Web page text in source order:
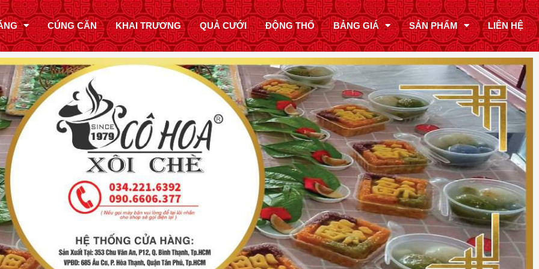
CÚNG CĂN KHAI TRƯƠNG QUẢ CƯỚI ĐỘNG THỔ BẢNG GIÁ SẢN PHẨM LIÊN HỆ